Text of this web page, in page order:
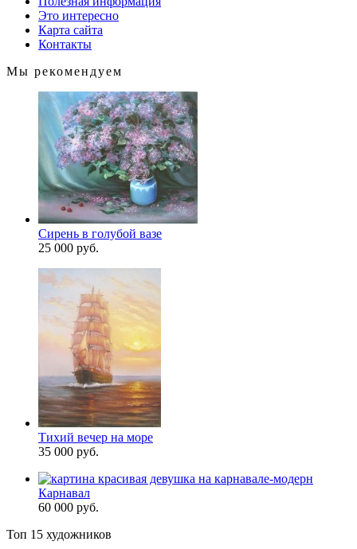
Это интересно
Карта сайта
Контакты
Мы рекомендуем
Сирень в голубой вазе
25 000 руб.
Тихий вечер на море
35 000 руб.
Карнавал
60 000 руб.
Топ 15 художников